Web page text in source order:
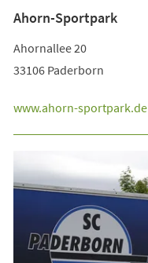
Ahorn-Sportpark
Ahornallee 20
33106 Paderborn
www.ahorn-sportpark.de